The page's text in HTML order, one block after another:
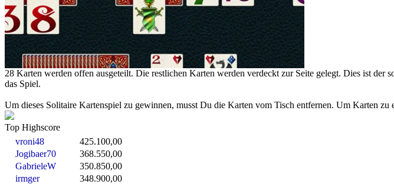
28 Karten werden offen ausgeteilt. Die restlichen Karten werden verdeckt zur Seite gelegt. Dies ist
das Spiel.
Um dieses Solitaire Kartenspiel zu gewinnen, musst Du die Karten vom Tisch entfernen. Um Karten
Top Highscore
vroni48
425.100,00
Jogibaer70
368.550,00
GabrieleW
350.850,00
irmger
348.900,00